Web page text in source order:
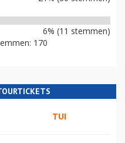
6% (11 stemmen)
170
TUI